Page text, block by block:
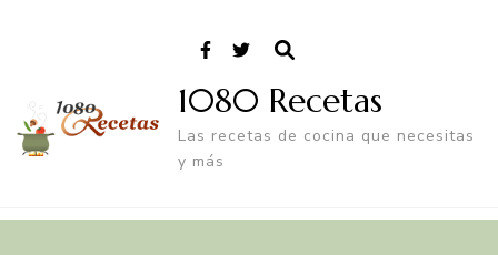
1080 Recetas
Las recetas de cocina que necesitas
y más